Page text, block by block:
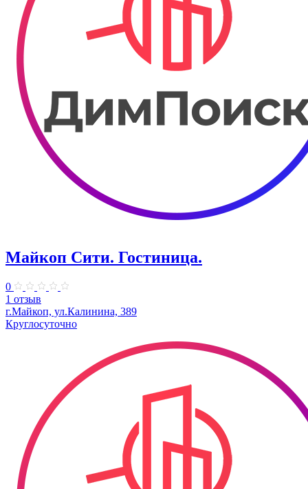
Майкоп Сити. Гостиница.
0
1 отзыв
г.Майкоп, ул.Калинина, 389
Круглосуточно